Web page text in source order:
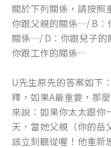
關於下列關係，請按照
你跟父親的關係…/ B：
關係…/ D：你跟兒子的
你跟工作的關係…
U先生原先的答案如下
釋，如果A最重要，那
來說：如果你太太跟你
天，當她父親（你的岳
該立刻聽從喔！他重新